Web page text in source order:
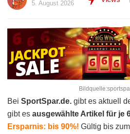
5. August 2026
Bei SportSpar.de. gibt es aktuell
gibt es ausgewählte Artikel für je
Ersparnis: bis 90%! Gültig bis